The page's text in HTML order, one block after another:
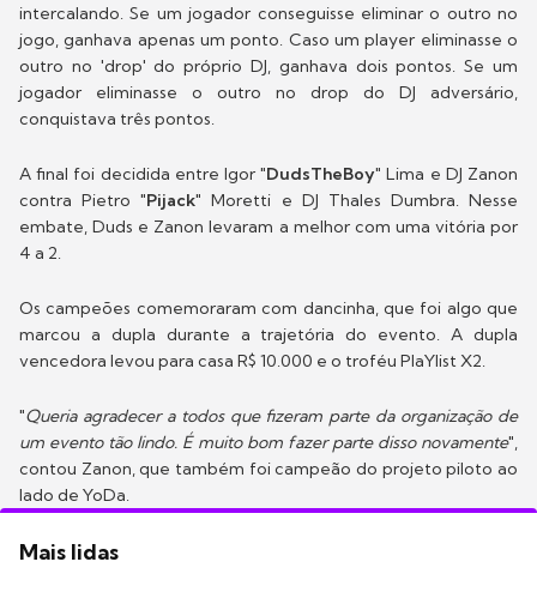
intercalando. Se um jogador conseguisse eliminar o outro no
jogo, ganhava apenas um ponto. Caso um player eliminasse o
outro no 'drop' do próprio DJ, ganhava dois pontos. Se um
jogador eliminasse o outro no drop do DJ adversário,
conquistava três pontos.
A final foi decidida entre Igor "DudsTheBoy" Lima e DJ Zanon
contra Pietro "Pijack" Moretti e DJ Thales Dumbra. Nesse
embate, Duds e Zanon levaram a melhor com uma vitória por
4 a 2.
Os campeões comemoraram com dancinha, que foi algo que
marcou a dupla durante a trajetória do evento. A dupla
vencedora levou para casa R$ 10.000 e o troféu PlaYlist X2.
"Queria agradecer a todos que fizeram parte da organização de
um evento tão lindo. É muito bom fazer parte disso novamente",
contou Zanon, que também foi campeão do projeto piloto ao
lado de YoDa.
Mais lidas